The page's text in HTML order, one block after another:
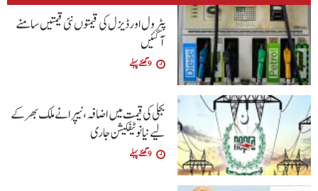
پٹرول اور ڈیزل کی قیمتوں نئی قیمتیں سامنے
آگئیں
9 گھنٹے پہلے
بجلی کی قیمت میں اضافہ، نیپرا نے ملک بھر کے
لیے نیا نوٹیفکیشن جاری
9 گھنٹے پہلے